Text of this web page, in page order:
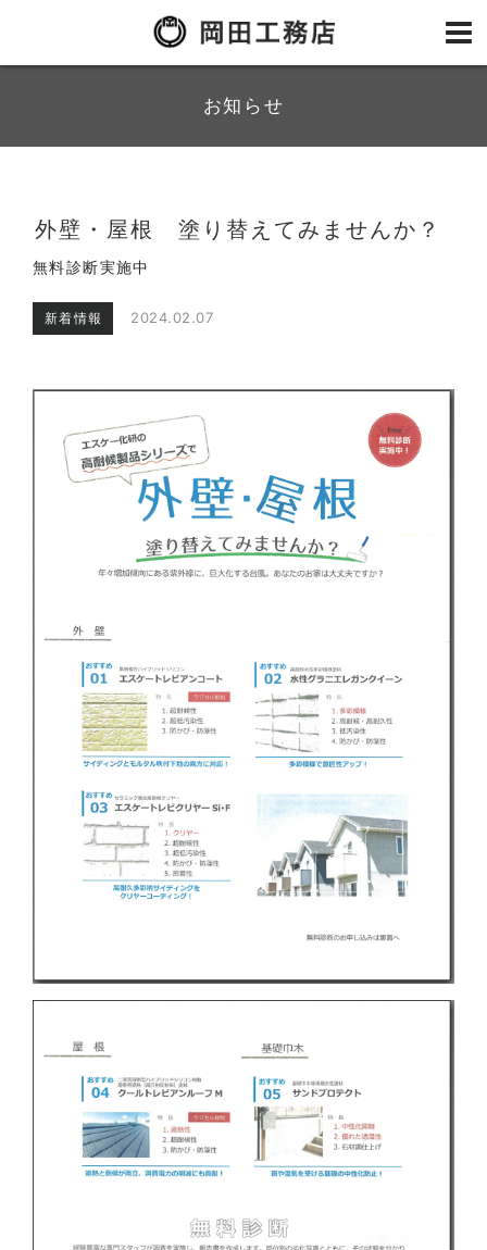
お知らせ
外壁・屋根 塗り替えてみませんか？
無料診断実施中
新着情報 2024.02.07